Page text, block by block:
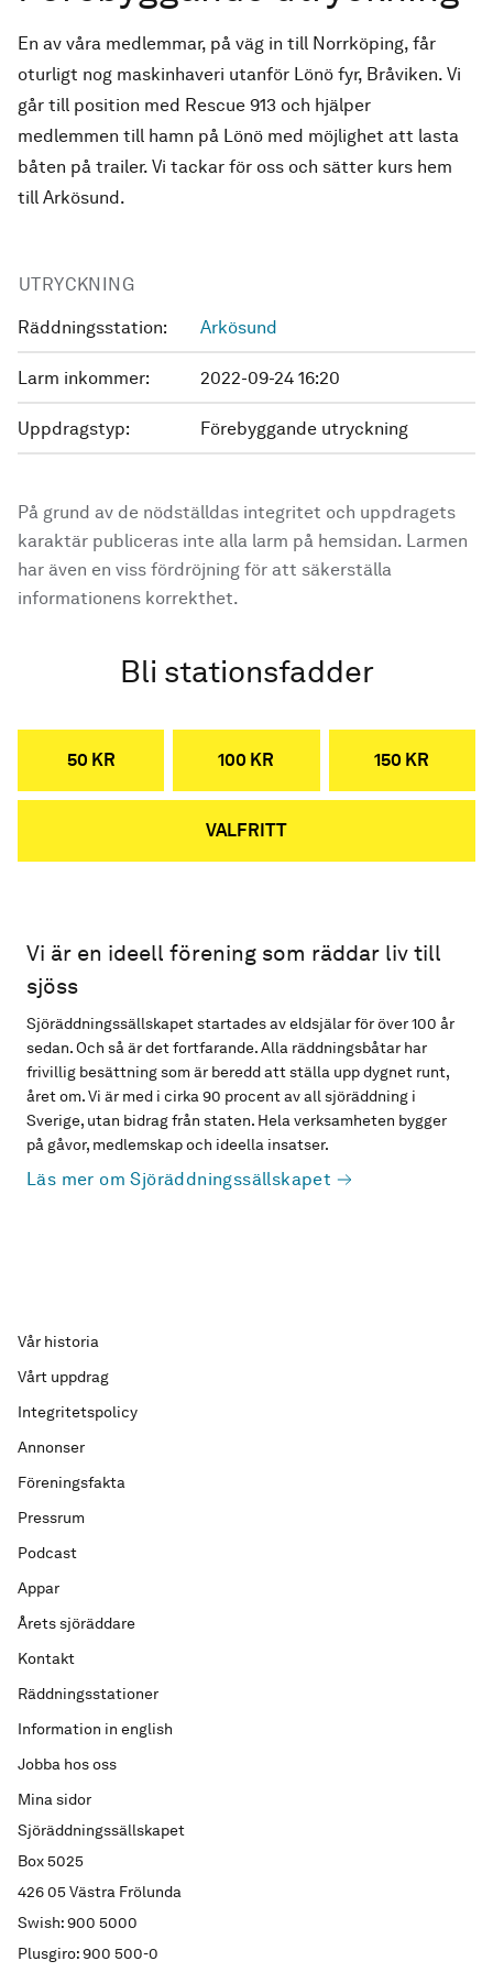
En av våra medlemmar, på väg in till Norrköping, får
oturligt nog maskinhaveri utanför Lönö fyr, Bråviken. Vi
går till position med Rescue 913 och hjälper
medlemmen till hamn på Lönö med möjlighet att lasta
båten på trailer. Vi tackar för oss och sätter kurs hem
till Arkösund.
UTRYCKNING
Räddningsstation: Arkösund
Larm inkommer: 2022-09-24 16:20
Uppdragstyp: Förebyggande utryckning
På grund av de nödställdas integritet och uppdragets
karaktär publiceras inte alla larm på hemsidan. Larmen
har även en viss fördröjning för att säkerställa
informationens korrekthet.
Bli stationsfadder
50 KR 100 KR 150 KR
VALFRITT
Vi är en ideell förening som räddar liv till
sjöss
Sjöräddningssällskapet startades av eldsjälar för över 100 år
sedan. Och så är det fortfarande. Alla räddningsbåtar har
frivillig besättning som är beredd att ställa upp dygnet runt,
året om. Vi är med i cirka 90 procent av all sjöräddning i
Sverige, utan bidrag från staten. Hela verksamheten bygger
på gåvor, medlemskap och ideella insatser.
Läs mer om Sjöräddningssällskapet
Sjöräddningssällskapet
Box 5025
426 05 Västra Frölunda
Swish: 900 5000
Plusgiro: 900 500-0
Vår historia
Vårt uppdrag
Integritetspolicy
Annonser
Föreningsfakta
Pressrum
Podcast
Appar
Årets sjöräddare
Kontakt
Räddningsstationer
Information in english
Jobba hos oss
Mina sidor